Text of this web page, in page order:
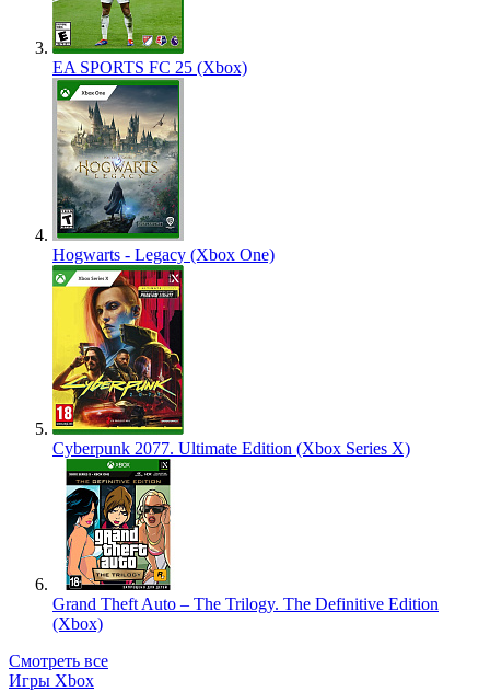
EA SPORTS FC 25 (Xbox)
Hogwarts - Legacy (Xbox One)
Cyberpunk 2077. Ultimate Edition (Xbox Series X)
Grand Theft Auto – The Trilogy. The Definitive Edition
(Xbox)
Смотреть все
Игры Xbox